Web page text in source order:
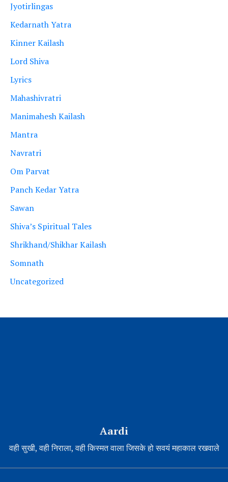
Jyotirlingas
Kedarnath Yatra
Kinner Kailash
Lord Shiva
Lyrics
Mahashivratri
Manimahesh Kailash
Mantra
Navratri
Om Parvat
Panch Kedar Yatra
Sawan
Shiva’s Spiritual Tales
Shrikhand/Shikhar Kailash
Somnath
Uncategorized
Aardi
वही सुखी, वही निराला, वही किस्मत वाला जिसके हो सवयं महाकाल रखवाले